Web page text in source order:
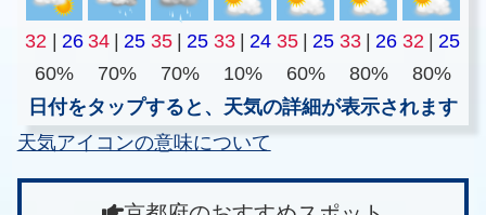
32 26 34 25 35 25 33 24 35 25 33 26 32
25
60%
70% 70% 10% 60% 80%
80%
日付をタップすると、天気の詳細が表示されます
天気アイコンの意味について